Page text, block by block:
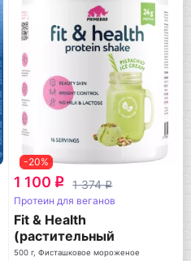
-20%
1 100 q 1 374q
Протеин для веганов
Fit & Health
(растительный
протеин)
500 г, Фисташковое мороженое